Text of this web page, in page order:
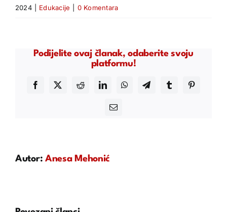
2024
Edukacije 0 Komentara
Podijelite ovaj članak, odaberite svoju
platformu!
Facebook
X RedditLinkedInWhatsAppTelegramTumblrPinterest
Email
Autor: Anesa Mehonić